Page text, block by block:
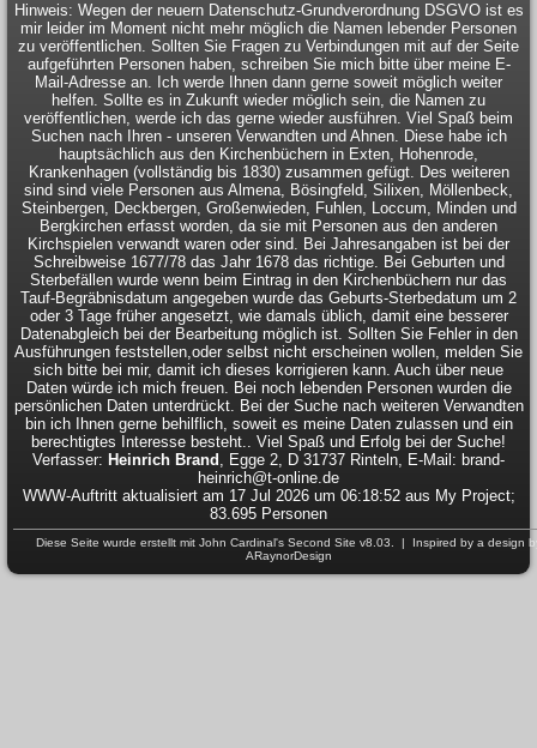
Hinweis: Wegen der neuern Datenschutz-Grundverordnung DSGVO ist es
mir leider im Moment nicht mehr möglich die Namen lebender Personen
zu veröffentlichen. Sollten Sie Fragen zu Verbindungen mit auf der Seite
aufgeführten Personen haben, schreiben Sie mich bitte über meine E-
Mail-Adresse an. Ich werde Ihnen dann gerne soweit möglich weiter
helfen. Sollte es in Zukunft wieder möglich sein, die Namen zu
veröffentlichen, werde ich das gerne wieder ausführen. Viel Spaß beim
Suchen nach Ihren - unseren Verwandten und Ahnen. Diese habe ich
hauptsächlich aus den Kirchenbüchern in Exten, Hohenrode,
Krankenhagen (vollständig bis 1830) zusammen gefügt. Des weiteren
sind sind viele Personen aus Almena, Bösingfeld, Silixen, Möllenbeck,
Steinbergen, Deckbergen, Großenwieden, Fuhlen, Loccum, Minden und
Bergkirchen erfasst worden, da sie mit Personen aus den anderen
Kirchspielen verwandt waren oder sind. Bei Jahresangaben ist bei der
Schreibweise 1677/78 das Jahr 1678 das richtige. Bei Geburten und
Sterbefällen wurde wenn beim Eintrag in den Kirchenbüchern nur das
Tauf-Begräbnisdatum angegeben wurde das Geburts-Sterbedatum um 2
oder 3 Tage früher angesetzt, wie damals üblich, damit eine besserer
Datenabgleich bei der Bearbeitung möglich ist. Sollten Sie Fehler in den
Ausführungen feststellen,oder selbst nicht erscheinen wollen, melden Sie
sich bitte bei mir, damit ich dieses korrigieren kann. Auch über neue
Daten würde ich mich freuen. Bei noch lebenden Personen wurden die
persönlichen Daten unterdrückt. Bei der Suche nach weiteren Verwandten
bin ich Ihnen gerne behilflich, soweit es meine Daten zulassen und ein
berechtigtes Interesse besteht.. Viel Spaß und Erfolg bei der Suche!
Verfasser: Heinrich Brand , Egge 2, D 31737 Rinteln, E-Mail: brand-
heinrich@t-online.de
WWW-Auftritt aktualisiert am 17 Jul 2026 um 06:18:52 aus My Project;
83.695 Personen
Diese Seite wurde erstellt mit John Cardinal's Second Site v8.03. | Inspired by a design
ARaynorDesign